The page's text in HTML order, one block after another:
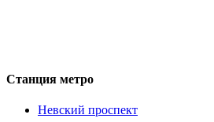
Станция метро
Невский проспект